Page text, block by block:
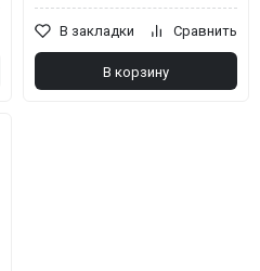
В закладки Сравнить
В корзину